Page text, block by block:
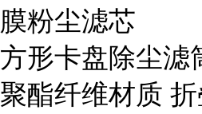
膜粉尘滤芯
方形卡盘除尘滤
聚酯纤维材质